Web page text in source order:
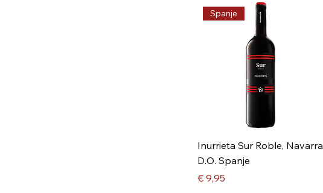
Spanje
Inurrieta Sur Roble, Navarra
D.O. Spanje
Prijs
€ 9,95